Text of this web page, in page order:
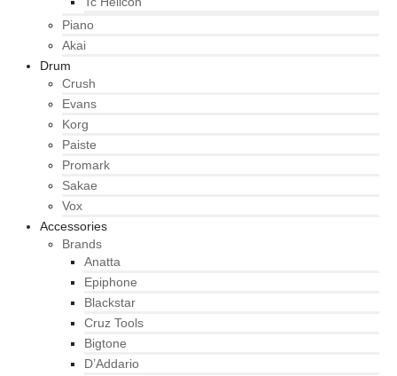
Piano
Akai
Drum
Crush
Evans
Korg
Paiste
Promark
Sakae
Vox
Accessories
Brands
Anatta
Epiphone
Blackstar
Cruz Tools
Bigtone
D’Addario